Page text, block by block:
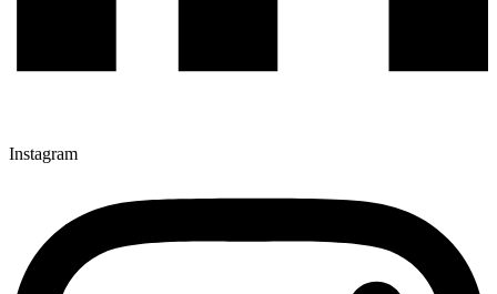
Instagram